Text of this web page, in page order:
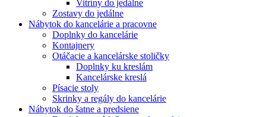
Vitríny do jedálne
Zostavy do jedálne
Nábytok do kancelárie a pracovne
Doplnky do kancelárie
Kontajnery
Otáčacie a kancelárske stoličky
Doplnky ku kreslám
Kancelárske kreslá
Písacie stoly
Skrinky a regály do kancelárie
Nábytok do šatne a predsiene